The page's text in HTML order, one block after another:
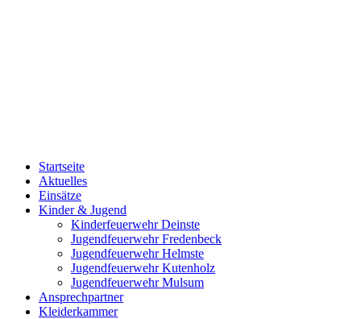
Startseite
Aktuelles
Einsätze
Kinder & Jugend
Kinderfeuerwehr Deinste
Jugendfeuerwehr Fredenbeck
Jugendfeuerwehr Helmste
Jugendfeuerwehr Kutenholz
Jugendfeuerwehr Mulsum
Ansprechpartner
Kleiderkammer